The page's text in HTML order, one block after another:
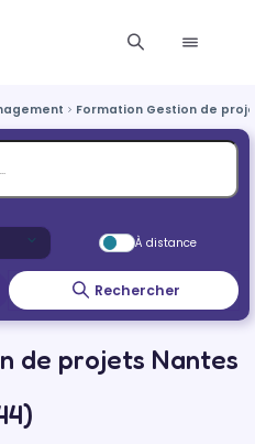
Formation Gestion de
À distance
Rechercher
de projets Nantes